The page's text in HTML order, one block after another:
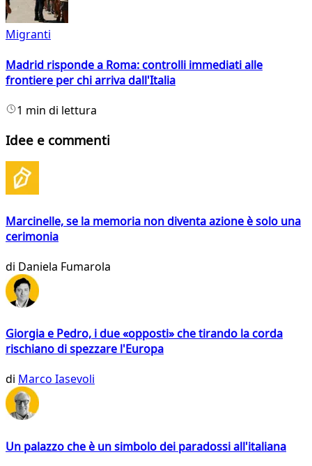
Migranti
Madrid risponde a Roma: controlli immediati alle
frontiere per chi arriva dall'Italia
1 min di lettura
Idee e commenti
Marcinelle, se la memoria non diventa azione è solo una
cerimonia
di Daniela Fumarola
Giorgia e Pedro, i due «opposti» che tirando la corda
rischiano di spezzare l'Europa
di Marco Iasevoli
Un palazzo che è un simbolo dei paradossi all'italiana